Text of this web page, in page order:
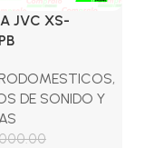
JVC XS-
,
DE SONIDO Y